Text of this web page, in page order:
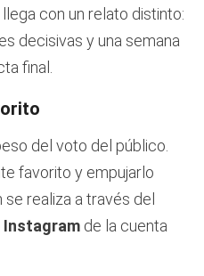
con un relato distinto:
decisivas y una semana
final.
del voto del público.
favorito y empujarlo
realiza a través del
Instagram de la cuenta